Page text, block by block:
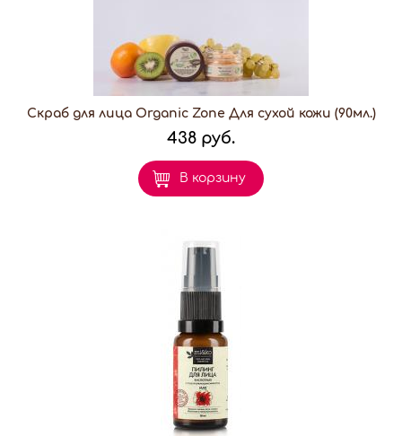
Скраб для лица Organic Zone Для сухой кожи (90мл.)
438 руб.
В корзину